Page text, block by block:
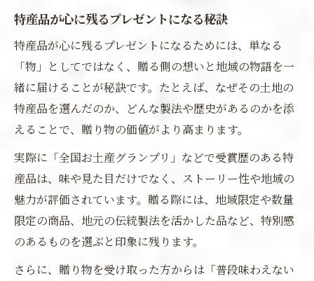
特産品が心に残るプレゼントになる秘訣
特産品が心に残るプレゼントになるためには、単なる
「物」としてではなく、贈る側の想いと地域の物語を一
緒に届けることが秘訣です。たとえば、なぜその土地の
特産品を選んだのか、どんな製法や歴史があるのかを添
えることで、贈り物の価値がより高まります。
実際に「全国お土産グランプリ」などで受賞歴のある特
産品は、味や見た目だけでなく、ストーリー性や地域の
魅力が評価されています。贈る際には、地域限定や数量
限定の商品、地元の伝統製法を活かした品など、特別感
のあるものを選ぶと印象に残ります。
さらに、贈り物を受け取った方からは「普段味わえない